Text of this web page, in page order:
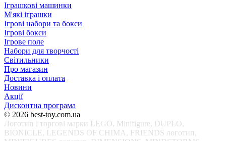
Іграшкові машинки
М'які іграшки
Ігрові набори та бокси
Ігрові бокси
Ігрове поле
Набори для творчості
Світильники
Про магазин
Доставка і оплата
Новини
Акції
Дисконтна програма
© 2026 best-toy.com.ua
Логотип і торгові марки LEGO, Minifigure, DUPLO,
BIONICLE, LEGENDS OF CHIMA, FRIENDS логотип,